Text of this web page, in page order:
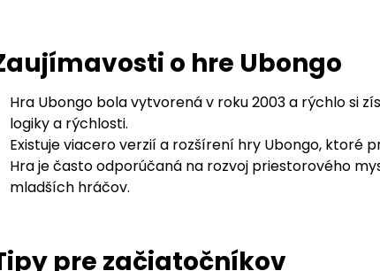
o hre Ubongo
Hra Ubongo bola vytvorená v roku 2003 a rýchlo si
logiky a rýchlosti.
Existuje viacero verzií a rozšírení hry Ubongo, ktoré
Hra je často odporúčaná na rozvoj priestorového
mladších hráčov.
pre začiatočníkov